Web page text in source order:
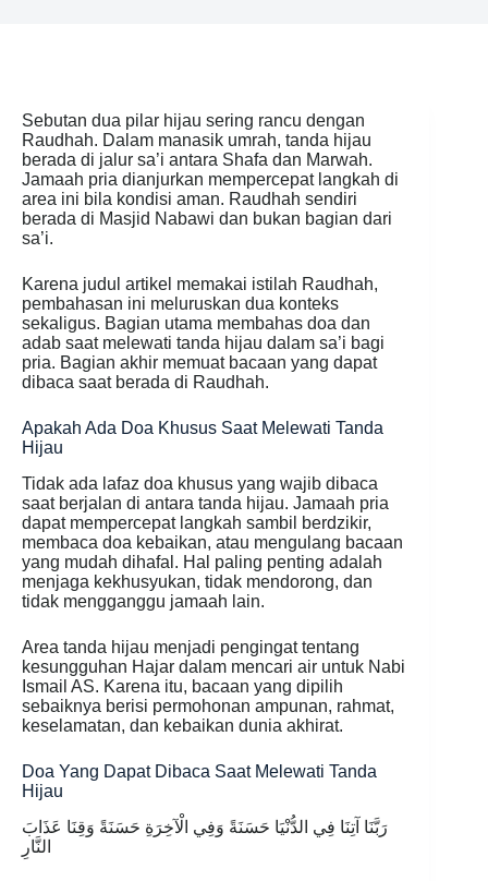
Sebutan dua pilar hijau sering rancu dengan
Raudhah. Dalam manasik umrah, tanda hijau
berada di jalur sa’i antara Shafa dan Marwah.
Jamaah pria dianjurkan mempercepat langkah di
area ini bila kondisi aman. Raudhah sendiri
berada di Masjid Nabawi dan bukan bagian dari
sa’i.
Karena judul artikel memakai istilah Raudhah,
pembahasan ini meluruskan dua konteks
sekaligus. Bagian utama membahas doa dan
adab saat melewati tanda hijau dalam sa’i bagi
pria. Bagian akhir memuat bacaan yang dapat
dibaca saat berada di Raudhah.
Apakah Ada Doa Khusus Saat Melewati Tanda
Hijau
Tidak ada lafaz doa khusus yang wajib dibaca
saat berjalan di antara tanda hijau. Jamaah pria
dapat mempercepat langkah sambil berdzikir,
membaca doa kebaikan, atau mengulang bacaan
yang mudah dihafal. Hal paling penting adalah
menjaga kekhusyukan, tidak mendorong, dan
tidak mengganggu jamaah lain.
Area tanda hijau menjadi pengingat tentang
kesungguhan Hajar dalam mencari air untuk Nabi
Ismail AS. Karena itu, bacaan yang dipilih
sebaiknya berisi permohonan ampunan, rahmat,
keselamatan, dan kebaikan dunia akhirat.
Doa Yang Dapat Dibaca Saat Melewati Tanda
Hijau
رَبَّنَا آتِنَا فِي الدُّنْيَا حَسَنَةً وَفِي الْآخِرَةِ حَسَنَةً وَقِنَا عَذَابَ
النَّارِ